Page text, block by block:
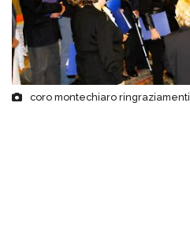
coro montechiaro ringraziamenti